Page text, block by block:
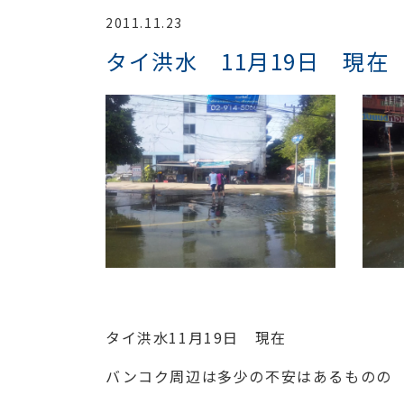
2011.11.23
タイ洪水 11月19日 現在
タイ洪水11月19日 現在
バンコク周辺は多少の不安はあるものの